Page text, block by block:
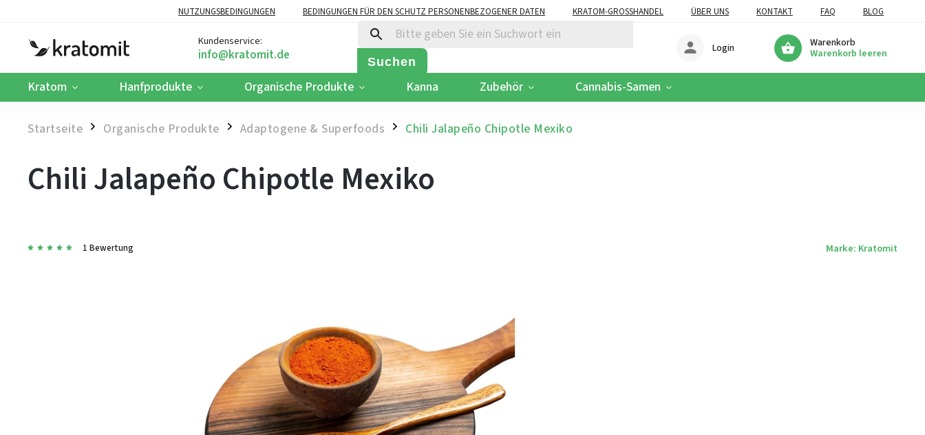
NUTZUNGSBEDINGUNGEN BEDINGUNGEN FÜR DEN SCHUTZ PERSONENBEZOGENER DATEN KRATOM-GROSSHANDEL ÜBER UNS KONTAKT FAQ BLOG
Kundenservice:
Suchen
Warenkorb
Warenkorb leeren
Login
Kratom Hanfprodukte Organische Produkte Kanna Zubehör Cannabis-Samen
Startseite / Organische Produkte / Adaptogene & Superfoods / Chili Jalapeño Chipotle Mexiko
Chili Jalapeño Chipotle Mexiko
1 Bewertung Marke: Kratomit